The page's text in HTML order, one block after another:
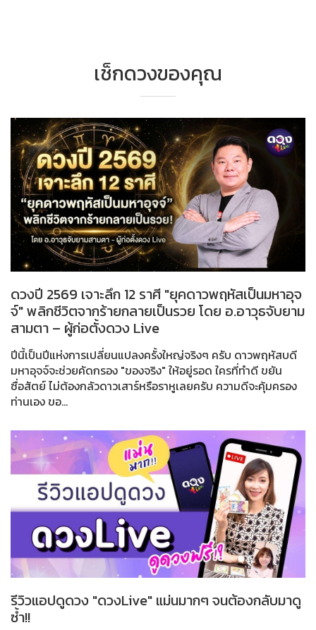
เช็กดวงของคุณ
ดวงปี 2569 เจาะลึก 12 ราศี "ยุคดาวพฤหัสเป็นมหาอุจ
จ์" พลิกชีวิตจากร้ายกลายเป็นรวย โดย อ.อาวุธจับยาม
สามตา – ผู้ก่อตั้งดวง Live
ปีนี้เป็นปีแห่งการเปลี่ยนแปลงครั้งใหญ่จริงๆ ครับ ดาวพฤหัสบดี
มหาอุจจ์จะช่วยคัดกรอง "ของจริง" ให้อยู่รอด ใครที่ทำดี ขยัน
ซื่อสัตย์ ไม่ต้องกลัวดาวเสาร์หรือราหูเลยครับ ความดีจะคุ้มครอง
ท่านเอง ขอ...
รีวิวแอปดูดวง "ดวงLive" แม่นมากๆ จนต้องกลับมาดู
ซ้ำ!!